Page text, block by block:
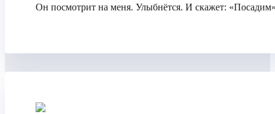
Он посмотрит на меня. Улыбнётся. И скажет: